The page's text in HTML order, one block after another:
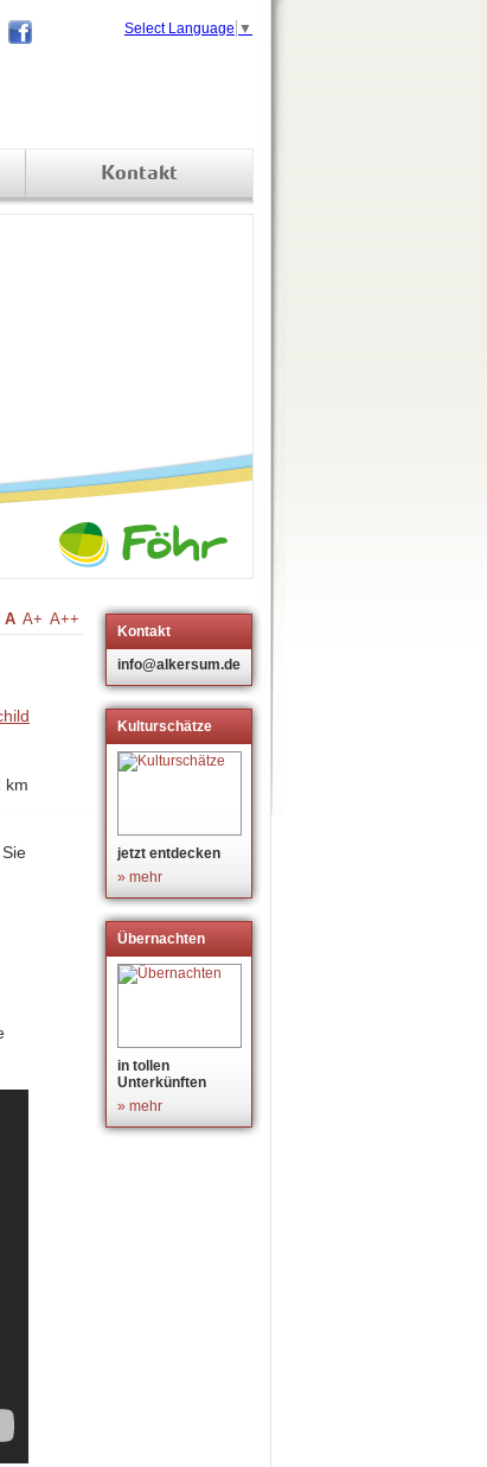
Kontakt
A A+ A++
km
Kontakt
info@alkersum.de
Kulturschätze
jetzt entdecken
» mehr
Übernachten
in tollen
Unterkünften
» mehr
Select Language ▼